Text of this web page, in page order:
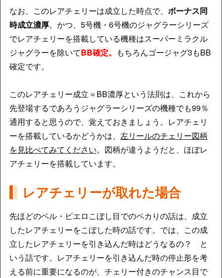
なお、このレアチェリーは成立した時点で、 ボーナス同
時成立濃厚。かつ、5号機・6号機のジャグラーシリーズ
でレアチェリーを搭載している機種はスーパーミラクル
ジャグラーを除いてBB確定。 もちろんゴージャグ3もBB
確定です。
このレアチェリー成立＝BB濃厚という法則は、これから
先登場するであろうジャグラーシリーズの機種でも99％
通用すると思うので、覚えておきましょう。レアチェリ
ーを搭載しているかどうかは、 左リールのチェリー図柄
を見比べてみてください。図柄が違うようだと、ほぼレ
アチェリーを搭載しています。
レアチェリーが取れた場合
先ほどのベル・ピエロこぼし目でのペカりの話は、成立
したレアチェリーをこぼした時の話です。では、この成
立したレアチェリーを引き込んだ時はどうなるの？ と
いう話です。レアチェリーを引き込んだ時の停止形を考
える前に重要になるのが、チェリー付きのチャンス目で